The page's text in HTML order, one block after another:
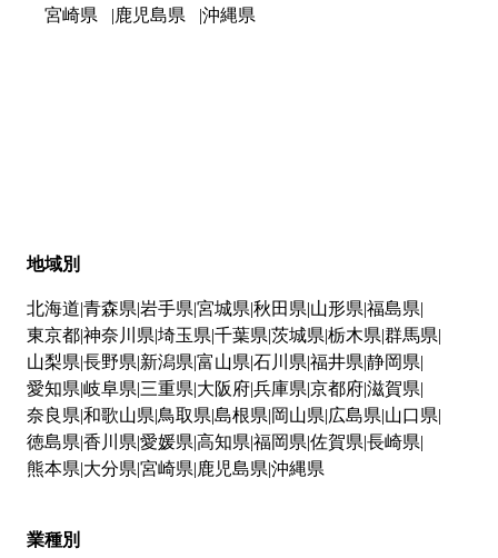
宮崎県
鹿児島県 沖縄県
地域別
北海道 青森県 岩手県 宮城県 秋田県 山形県 福島県
東京都神奈川県 埼玉県 千葉県 茨城県 栃木県 群馬県
山梨県 長野県 新潟県 富山県 石川県 福井県 静岡県
愛知県 岐阜県 三重県 大阪府兵庫県 京都府滋賀県
奈良県 和歌山県 鳥取県 島根県 岡山県 広島県 山口県
徳島県 香川県 愛媛県 高知県 福岡県 佐賀県 長崎県
熊本県 大分県 宮崎県 鹿児島県 沖縄県
業種別